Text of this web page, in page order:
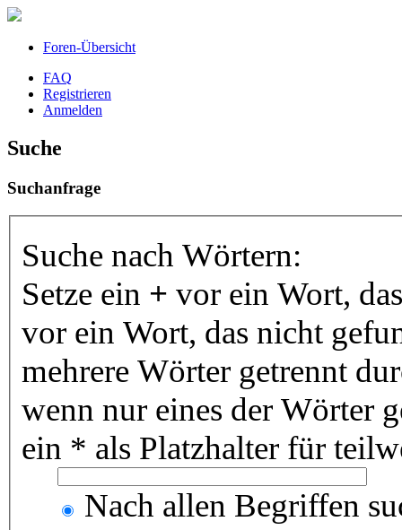
Foren-Übersicht
FAQ
Registrieren
Anmelden
Suche
Suchanfrage
Suche nach Wörtern:
Setze ein + vor ein Wort,
vor ein Wort, das nicht
mehrere Wörter getrennt
wenn nur eines der Wörter
ein * als Platzhalter für
Nach allen Begriffen